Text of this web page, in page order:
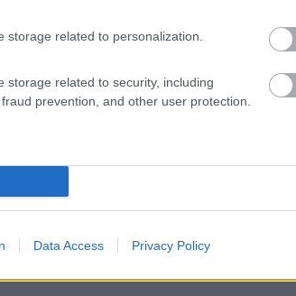
storage related to personalization.
storage related to security, including
prevention, and other user protection.
Data Access Privacy Policy
dla centro. Tutta la Valle Aurina con decine di aree,
Plan de Corones.
per le AA di Plan di Corones?. Quanto all' AA